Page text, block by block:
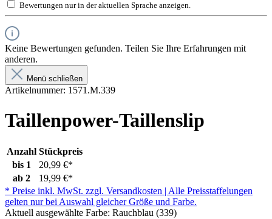
Bewertungen nur in der aktuellen Sprache anzeigen.
Keine Bewertungen gefunden. Teilen Sie Ihre Erfahrungen mit
anderen.
Menü schließen
Artikelnummer: 1571.M.339
Taillenpower-Taillenslip
Anzahl Stückpreis
bis 1
20,99 €*
ab 2
19,99 €*
* Preise inkl. MwSt. zzgl. Versandkosten | Alle Preisstaffelungen
gelten nur bei Auswahl gleicher Größe und Farbe.
Aktuell ausgewählte Farbe: Rauchblau (339)